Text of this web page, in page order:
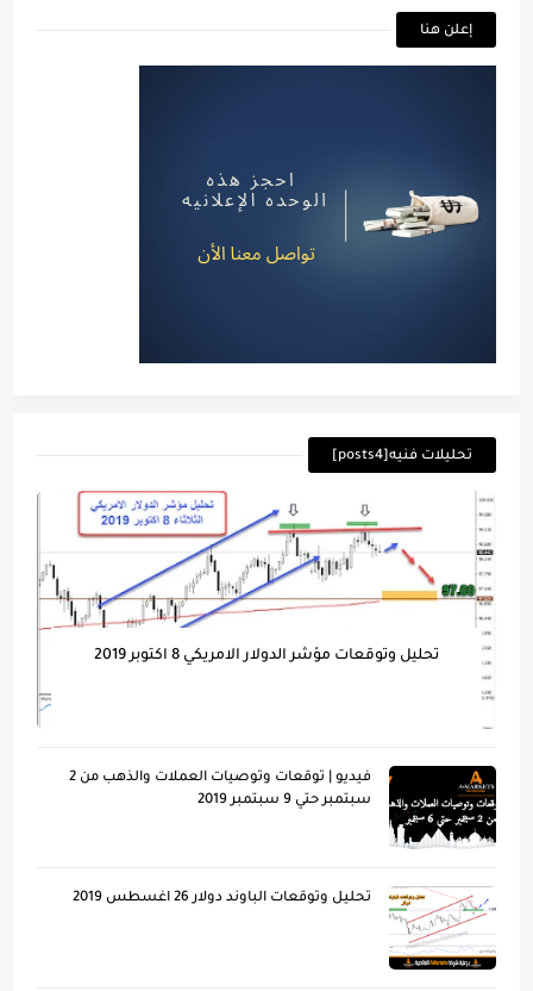
إعلن هنا
تحليلات فنيه[posts4]
تحليل وتوقعات مؤشر الدولار الامريكي 8 اكتوبر 2019
فيديو | توقعات وتوصيات العملات والذهب من 2
سبتمبر حتي 9 سبتمبر 2019
تحليل وتوقعات الباوند دولار 26 اغسطس 2019